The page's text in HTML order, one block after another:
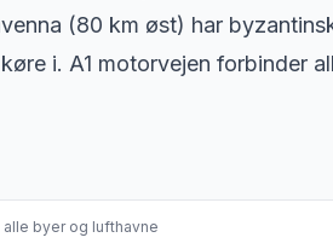
(80 km øst) har
i. A1 motorvejen forbinder
alle byer og lufthavne